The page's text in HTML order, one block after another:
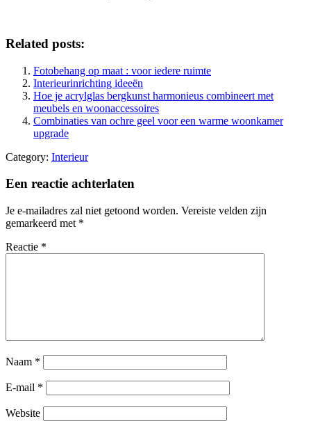
Related posts:
Fotobehang op maat : voor iedere ruimte
Interieurinrichting ideeën
Hoe je acrylglas bergkunst harmonieus combineert met
meubels en woonaccessoires
Combinaties van ochre geel voor een warme woonkamer
upgrade
Category: Interieur
Een reactie achterlaten
Je e-mailadres zal niet getoond worden. Vereiste velden zijn
gemarkeerd met *
Reactie *
Naam *
E-mail *
Website